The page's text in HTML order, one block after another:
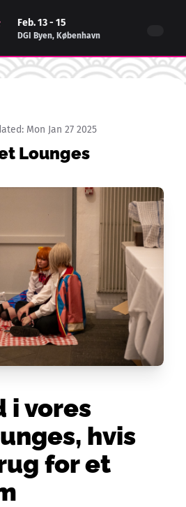
Feb. 13 - 15
DGI Byen, København
Mon Jan 27 2025
Lounges
i vores
hvis
for et